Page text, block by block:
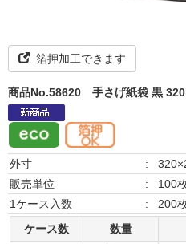
箔押加工できます
商品No.58620 手さげ紙袋 黒
外寸 :
販売単位
:
100
1ケース入数
:
200
ケース数
数量